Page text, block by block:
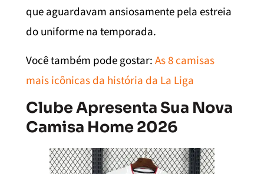
que aguardavam ansiosamente pela estreia
do uniforme na temporada.
Você também pode gostar: As 8 camisas
mais icônicas da história da La Liga
Clube Apresenta Sua Nova
Camisa Home 2026